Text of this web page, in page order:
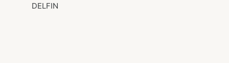
DELFIN